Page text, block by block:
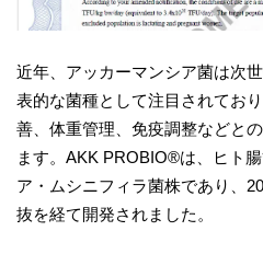
近年、アッカーマンシア菌は次
表的な菌種として注目されてお
善、体重管理、免疫調整などと
ます。AKK PROBIO®は、ヒト
ア・ムシニフィラ菌株であり、
抜を経て開発されました。